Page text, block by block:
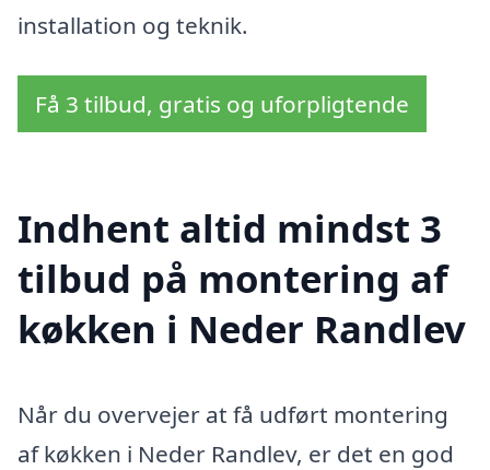
installation og teknik.
Få 3 tilbud, gratis og uforpligtende
Indhent altid mindst 3
tilbud på montering af
køkken i Neder Randlev
Når du overvejer at få udført montering
af køkken i Neder Randlev, er det en god